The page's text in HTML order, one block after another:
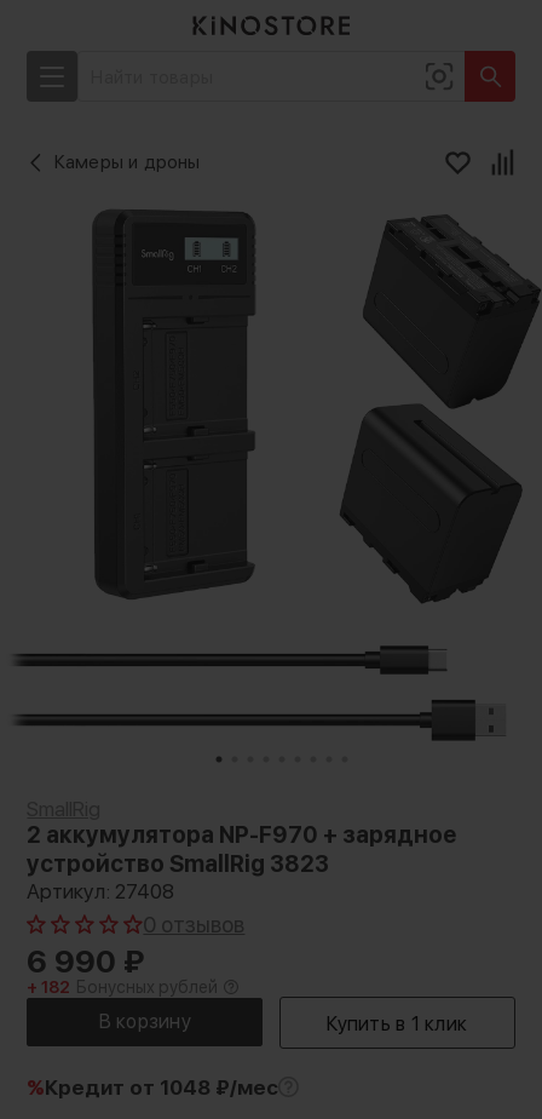
Камеры и дроны
2 аккумулятора NP-F970 + зарядное
устройство SmallRig 3823
Артикул: 27408
0 отзывов
6 990 ₽
+ 182 Бонусных рублей
%Кредит от 1048 ₽/мес